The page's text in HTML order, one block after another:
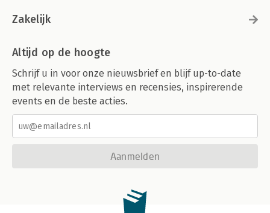
Zakelijk
Altijd op de hoogte
Schrijf u in voor onze nieuwsbrief en blijf up-to-date
met relevante interviews en recensies, inspirerende
events en de beste acties.
Aanmelden